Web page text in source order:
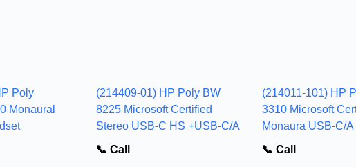
Poly
Monaural
(214409-01) HP Poly BW
8225 Microsoft Certified
Stereo USB-C HS +USB-C/A
📞 Call
(214011-101) HP
3310 Microsoft
Monaura USB-C/
📞 Call